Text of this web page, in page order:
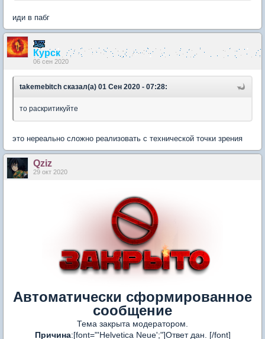
иди в пабг
Курск
06 сен 2020
takemebitch сказал(а) 01 Сен 2020 - 07:28:
то раскритикуйте
это нереально сложно реализовать с технической точки зрения
Qziz
29 окт 2020
Автоматически сформированное
сообщение
Тема закрыта модератором.
Причина:[font="'Helvetica Neue';"]Ответ дан. [/font]